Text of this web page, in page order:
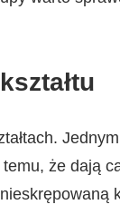
że dają